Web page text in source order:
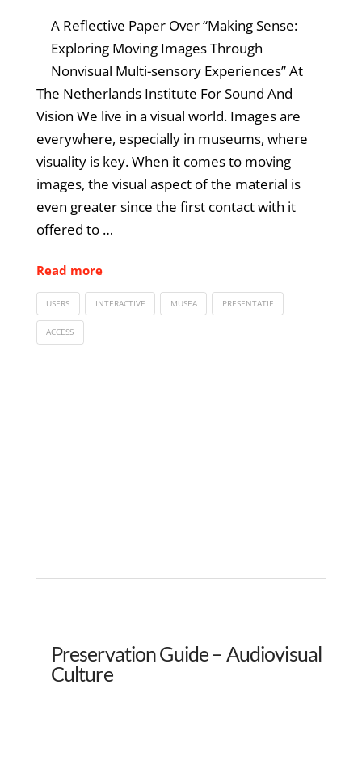
A Reflective Paper Over “Making Sense:
Exploring Moving Images Through
Nonvisual Multi-sensory Experiences” At
The Netherlands Institute For Sound And
Vision We live in a visual world. Images are
everywhere, especially in museums, where
visuality is key. When it comes to moving
images, the visual aspect of the material is
even greater since the first contact with it
offered to …
Read more
USERS INTERACTIVE MUSEA PRESENTATIE
ACCESS
Preservation Guide – Audiovisual
Culture